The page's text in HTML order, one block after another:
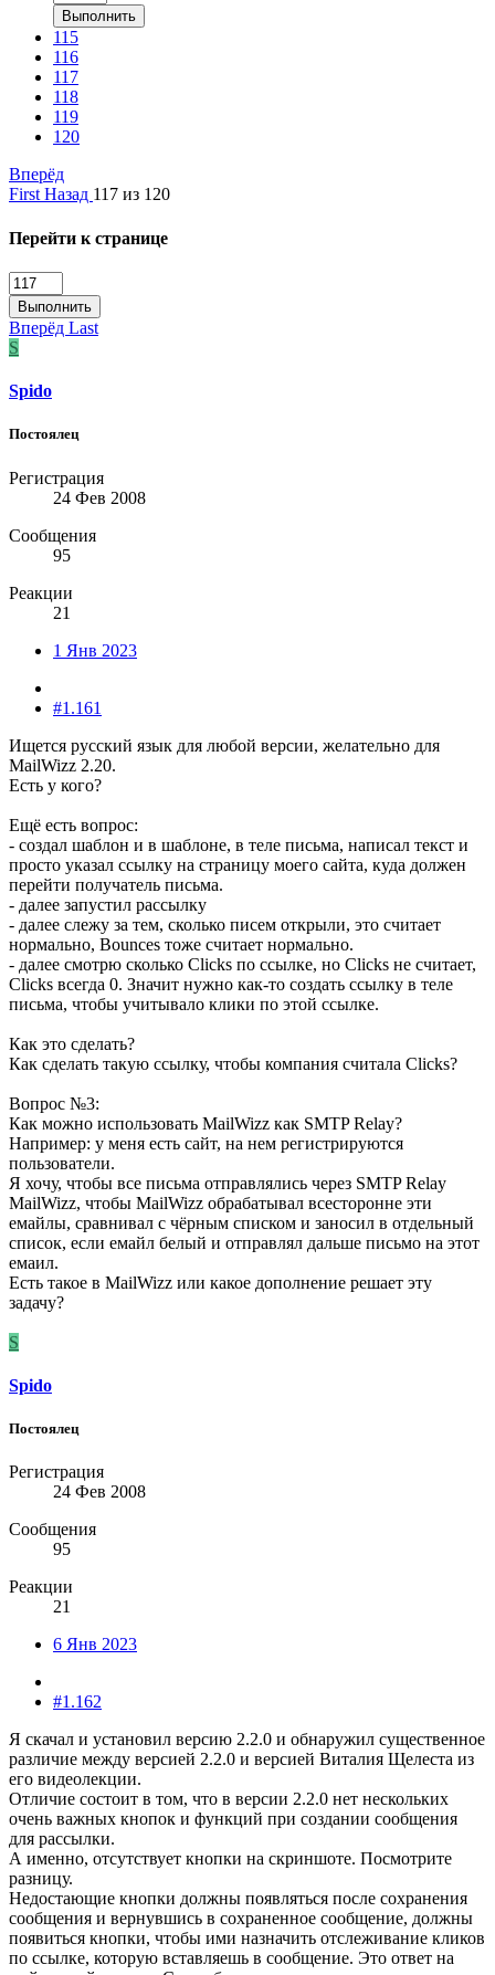
Выполнить
115
116
117
118
119
120
Вперёд
First Назад 117 из 120
Перейти к странице
Выполнить
Вперёд Last
S
Spido
Постоялец
Регистрация
24 Фев 2008
Сообщения
95
Реакции
21
1 Янв 2023
#1.161
Ищется русский язык для любой версии, желательно для
MailWizz 2.20.
Есть у кого?
Ещё есть вопрос:
- создал шаблон и в шаблоне, в теле письма, написал текст и
просто указал ссылку на страницу моего сайта, куда должен
перейти получатель письма.
- далее запустил рассылку
- далее слежу за тем, сколько писем открыли, это считает
нормально, Bounces тоже считает нормально.
- далее смотрю сколько Clicks по ссылке, но Clicks не считает,
Clicks всегда 0. Значит нужно как-то создать ссылку в теле
письма, чтобы учитывало клики по этой ссылке.
Как это сделать?
Как сделать такую ссылку, чтобы компания считала Clicks?
Вопрос №3:
Как можно использовать MailWizz как SMTP Relay?
Например: у меня есть сайт, на нем регистрируются
пользователи.
Я хочу, чтобы все письма отправлялись через SMTP Relay
MailWizz, чтобы MailWizz обрабатывал всесторонне эти
емайлы, сравнивал с чёрным списком и заносил в отдельный
список, если емайл белый и отправлял дальше письмо на этот
емаил.
Есть такое в MailWizz или какое дополнение решает эту
задачу?
S
Spido
Постоялец
Регистрация
24 Фев 2008
Сообщения
95
Реакции
21
6 Янв 2023
#1.162
Я скачал и установил версию 2.2.0 и обнаружил существенное
различие между версией 2.2.0 и версией Виталия Щелеста из
его видеолекции.
Отличие состоит в том, что в версии 2.2.0 нет нескольких
очень важных кнопок и функций при создании сообщения
для рассылки.
А именно, отсутствует кнопки на скриншоте. Посмотрите
разницу.
Недостающие кнопки должны появляться после сохранения
сообщения и вернувшись в сохраненное сообщение, должны
появиться кнопки, чтобы ими назначить отслеживание кликов
по ссылке, которую вставляешь в сообщение. Это ответ на